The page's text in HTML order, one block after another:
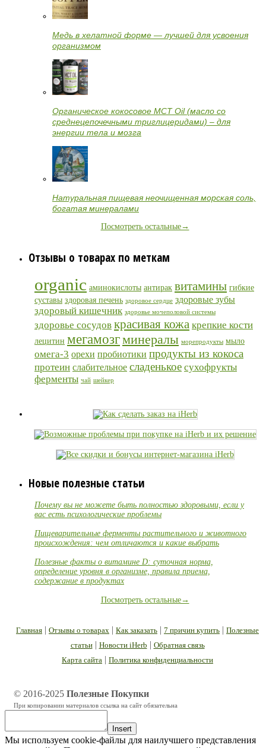
Медь в хелатной форме — лучшей для усвоения
организмом
Органическое кокосовое MCT Oil (масло со
среднецепочечными триглицеридами) – для
энергии тела и мозга
Натуральная пищевая неочищенная морская соль,
богатая минералами
Посмотреть остальные→
Отзывы о товарах по меткам
organic аминокислоты антирак витамины гибкие
суставы здоровая печень здоровое сердце здоровые зубы
здоровый кишечник здоровье мочеполовой системы
здоровье сосудов красивая кожа крепкие кости
лецитин мегамозгминералы морепродукты мыло
омега-3 орехи пробиотики продукты из кокоса
протеин слабительное сладенькое сухофрукты
ферменты чай шейкер
Новые полезные статьи
Почему вы не можете быть полностью здоровыми, если у
вас есть психологические проблемы
Пищеварительные ферменты растительного и животного
происхождения: чем отличаются и какие выбрать
Полезные факты о витамине D: суточная норма,
определение уровня в организме, правила приема,
содержание в продуктах
Посмотреть остальные→
Главная | Отзывы о товарах | Как заказать | 7 причин купить | Полезные
статьи| Новости iHerb | Обратная связь
Карта сайта | Политика конфиденциальности
© 2016-2025 Полезные Покупки
При копировании материалов ссылка на сайт обязательна
Insert
Мы используем cookie-файлы для наилучшего представления